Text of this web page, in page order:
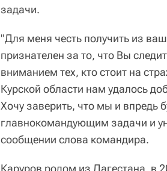
задачи.
"Для меня честь получить из
признателен за то, что Вы
вниманием тех, кто стоит на
Курской области нам удалось
Хочу заверить, что мы и впредь
главнокомандующим задачи и
сообщении слова командира.
Каруров родом из Дагестана, в